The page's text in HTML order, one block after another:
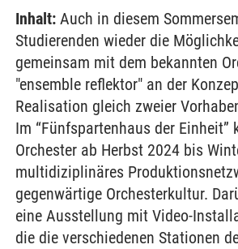
Inhalt: Auch in diesem
Studierenden wieder die
gemeinsam mit dem bekannten
"ensemble reflektor" an der
Realisation gleich zweier
Im “Fünfspartenhaus der Einheit”
Orchester ab Herbst 2024 bis
multidiziplinäres
gegenwärtige Orchesterkultur.
eine Ausstellung mit Video-
die die verschiedenen Stationen